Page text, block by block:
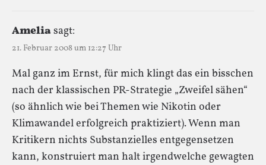
Ameliasagt:
21. Februar 2008 um 12:27 Uhr
Mal ganz im Ernst, für mich klingt das ein bisschen
nach der klassischen PR-Strategie „Zweifel sähen“
(so ähnlich wie bei Themen wie Nikotin oder
Klimawandel erfolgreich praktiziert). Wenn man
Kritikern nichts Substanzielles entgegensetzen
kann, konstruiert man halt irgendwelche gewagten